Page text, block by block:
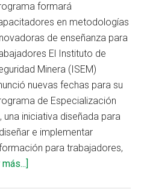
formará
en metodologías
de enseñanza para
El Instituto de
Minera (ISEM)
nuevas fechas para su
de Especialización
una iniciativa diseñada para
e implementar
para trabajadores,